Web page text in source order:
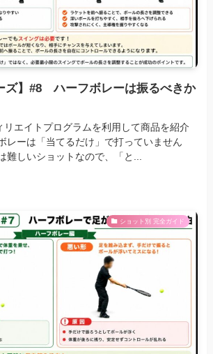
ズ】#8 ハーフボレーは振るべきか
リエイトプログラムを利用して商品を紹介
レーは「当てるだけ」で打っていません
難しいショットなので、「と...
ショット別 完全ガイド